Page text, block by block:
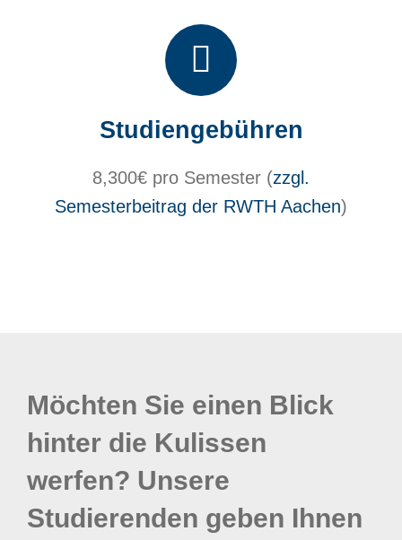
Studiengebühren
8,300€ pro Semester (zzgl.
Semesterbeitrag der RWTH Aachen)
Möchten Sie einen Blick
hinter die Kulissen
werfen? Unsere
Studierenden geben Ihnen